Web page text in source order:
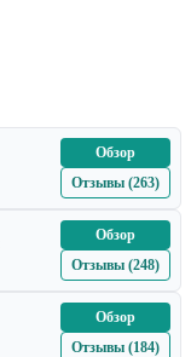
Обзор
Отзывы (263)
Обзор
Отзывы (248)
Обзор
Отзывы (184)